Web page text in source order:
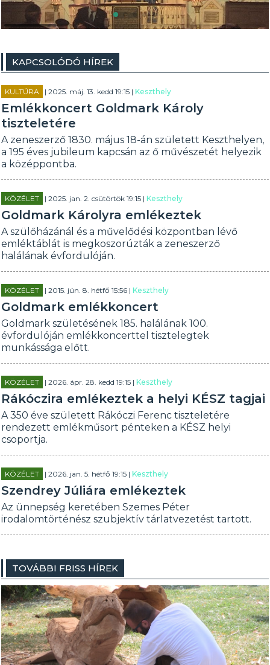
KAPCSOLÓDÓ HÍREK
KULTÚRA | 2025. máj. 13. kedd 19:15 |Keszthely
Emlékkoncert Goldmark Károly
tiszteletére
A zeneszerző 1830. május 18-án született Keszthelyen,
a 195 éves jubileum kapcsán az ő művészetét helyezik
a középpontba.
KÖZÉLET | 2025. jan. 2. csütörtök 19:15 |Keszthely
Goldmark Károlyra emlékeztek
A szülőházánál és a művelődési központban lévő
emléktáblát is megkoszorúzták a zeneszerző
halálának évfordulóján.
KÖZÉLET | 2015. jún. 8. hétfő 15:56 |Keszthely
Goldmark emlékkoncert
Goldmark születésének 185. halálának 100.
évfordulóján emlékkoncerttel tisztelegtek
munkássága előtt.
KÖZÉLET | 2026. ápr. 28. kedd 19:15 |Keszthely
Rákóczira emlékeztek a helyi KÉSZ tagjai
A 350 éve született Rákóczi Ferenc tiszteletére
rendezett emlékműsort pénteken a KÉSZ helyi
csoportja.
KÖZÉLET | 2026. jan. 5. hétfő 19:15 |Keszthely
Szendrey Júliára emlékeztek
Az ünnepség keretében Szemes Péter
irodalomtörténész szubjektív tárlatvezetést tartott.
TOVÁBBI FRISS HÍREK